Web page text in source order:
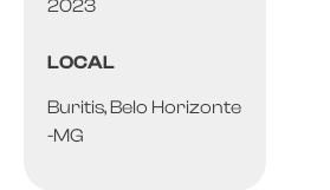
2023
LOCAL
Buritis, Belo Horizonte
-MG